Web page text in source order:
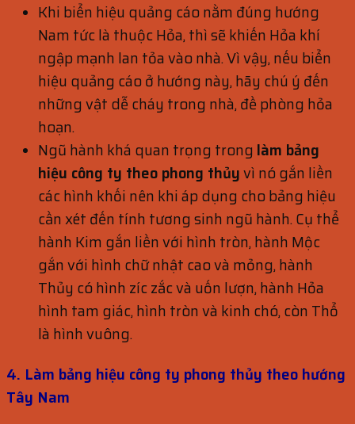
Khi biển hiệu quảng cáo nằm đúng hướng
Nam tức là thuộc Hỏa, thì sẽ khiến Hỏa khí
ngập mạnh lan tỏa vào nhà. Vì vậy, nếu biển
hiệu quảng cáo ở hướng này, hãy chú ý đến
những vật dễ cháy trong nhà, đề phòng hỏa
hoạn.
Ngũ hành khá quan trọng trong làm bảng
hiệu công ty theo phong thủyvì nó gắn liền
các hình khối nên khi áp dụng cho bảng hiệu
cần xét đến tính tương sinh ngũ hành. Cụ thể
hành Kim gắn liền với hình tròn, hành Mộc
gắn với hình chữ nhật cao và mỏng, hành
Thủy có hình zíc zắc và uốn lượn, hành Hỏa
hình tam giác, hình tròn và kinh chó, còn Thổ
là hình vuông.
4. Làm bảng hiệu công ty phong thủy theo hướng
Tây Nam